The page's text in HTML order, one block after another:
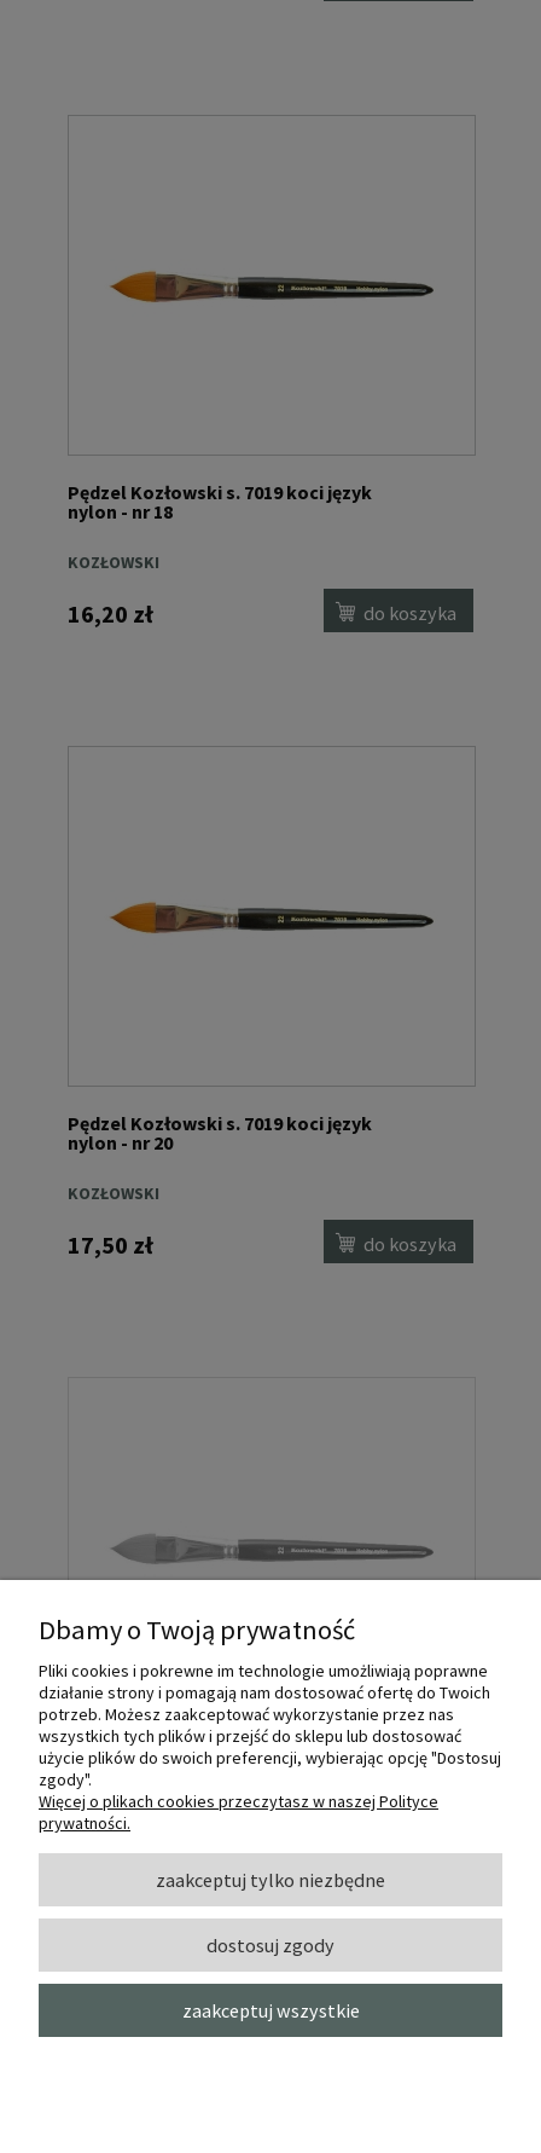
Pędzel Kozłowski s. 7019 koci język
nylon - nr 18
KOZŁOWSKI
16,20 zł do koszyka
Pędzel Kozłowski s. 7019 koci język
nylon - nr 20
KOZŁOWSKI
17,50 zł do koszyka
Pędzel Kozłowski s. 7019 koci język
nylon - nr 8
KOZŁOWSKI
powiadom o
dostępności
Dbamy o Twoją prywatność
Pliki cookies i pokrewne im technologie umożliwiają poprawne
działanie strony i pomagają nam dostosować ofertę do Twoich
potrzeb. Możesz zaakceptować wykorzystanie przez nas
wszystkich tych plików i przejść do sklepu lub dostosować
użycie plików do swoich preferencji, wybierając opcję "Dostosuj
zgody".
Więcej o plikach cookies przeczytasz w naszej Polityce
prywatności.
zaakceptuj tylko niezbędne
dostosuj zgody
zaakceptuj wszystkie